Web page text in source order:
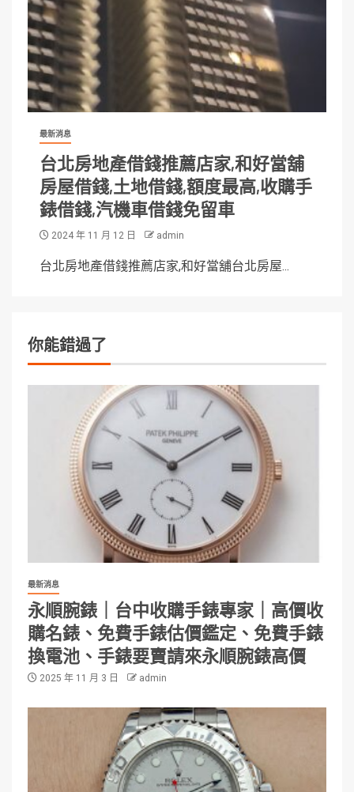
最新消息
台北房地產借錢推薦店家,和好當舖
房屋借錢,土地借錢,額度最高,收購手
錶借錢,汽機車借錢免留車
2024 年 11 月 12 日 admin
台北房地產借錢推薦店家,和好當舖台北房屋...
你能錯過了
最新消息
永順腕錶｜台中收購手錶專家｜高價收
購名錶、免費手錶估價鑑定、免費手錶
換電池、手錶要賣請來永順腕錶高價
2025 年 11 月 3 日 admin